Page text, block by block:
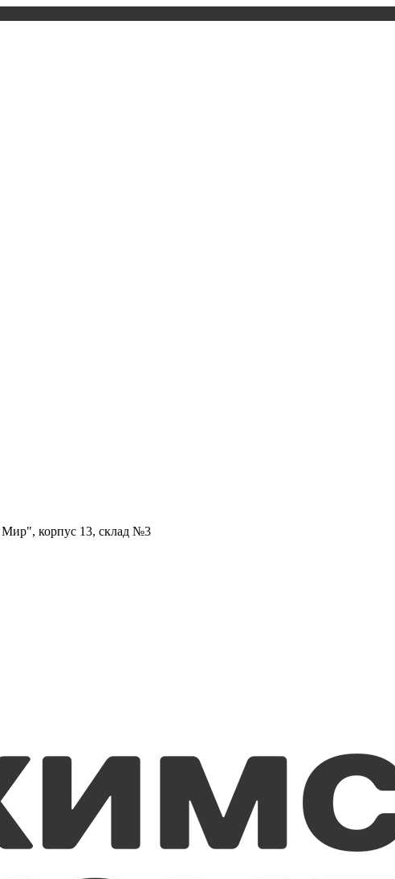
корпус 13, склад №3